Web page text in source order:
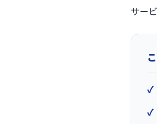
サー